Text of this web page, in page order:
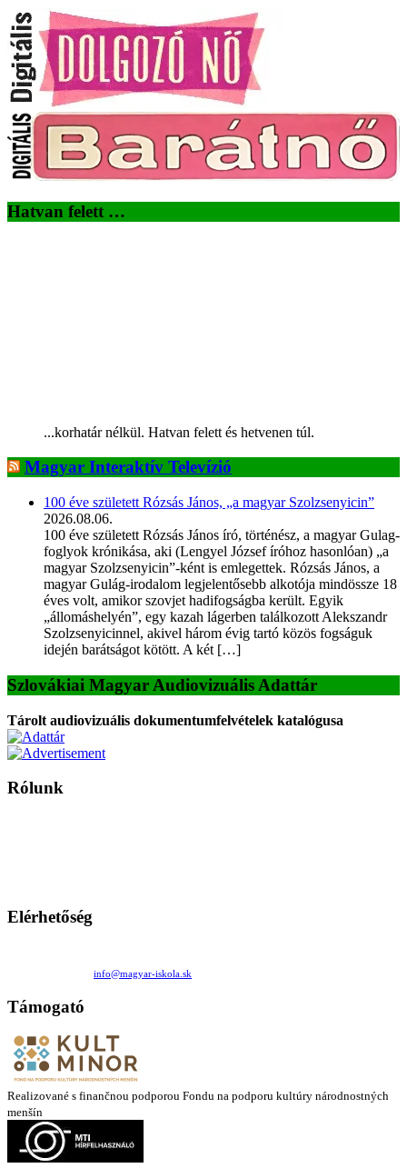
Hatvan felett …
...korhatár nélkül. Hatvan felett és hetvenen túl.
Magyar Interaktív Televízió
100 éve született Rózsás János, „a magyar Szolzsenyicin”
2026.08.06.
100 éve született Rózsás János író, történész, a magyar Gulag-
foglyok krónikása, aki (Lengyel József íróhoz hasonlóan) „a
magyar Szolzsenyicin”-ként is emlegettek. Rózsás János, a
magyar Gulág-irodalom legjelentősebb alkotója mindössze 18
éves volt, amikor szovjet hadifogságba került. Egyik
„állomáshelyén”, egy kazah lágerben találkozott Alekszandr
Szolzsenyicinnel, akivel három évig tartó közös fogságuk
idején barátságot kötött. A két […]
Szlovákiai Magyar Audiovizuális Adattár
Tárolt audiovizuális dokumentumfelvételek katalógusa
Rólunk
Elérhetőség
info@magyar-iskola.sk
Támogató
Realizované s finančnou podporou Fondu na podporu kultúry národnostných
menšín